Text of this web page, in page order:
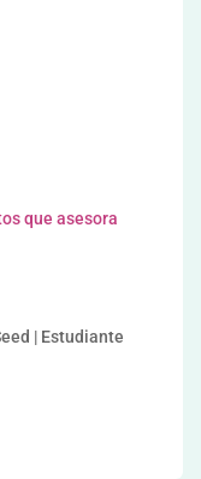
que asesora
| Estudiante